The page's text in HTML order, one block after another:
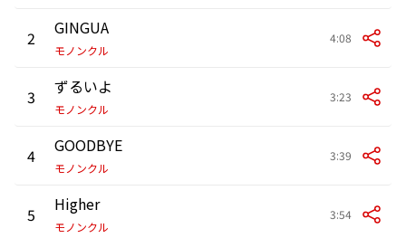
2 GINGUA
モノンクル
4:08
3 ずるいよ
モノンクル
3:23
4 GOODBYE
モノンクル
3:39
5 Higher
モノンクル
3:54